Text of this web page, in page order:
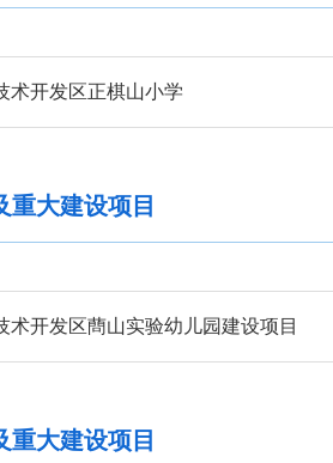
术开发区正棋山小学
重大建设项目
术开发区蔄山实验幼儿园建设项目
重大建设项目